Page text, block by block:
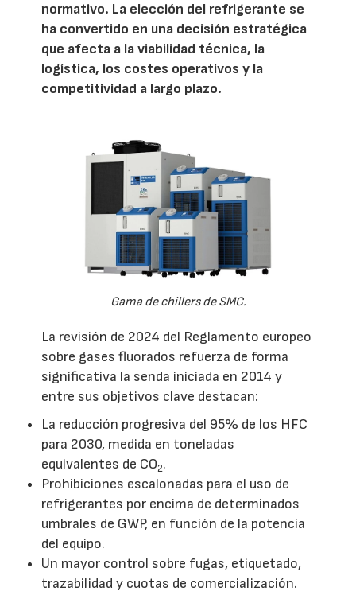
normativo. La elección del refrigerante se
ha convertido en una decisión estratégica
que afecta a la viabilidad técnica, la
logística, los costes operativos y la
competitividad a largo plazo.
Gama de chillers de SMC.
La revisión de 2024 del Reglamento europeo
sobre gases fluorados refuerza de forma
significativa la senda iniciada en 2014 y
entre sus objetivos clave destacan:
La reducción progresiva del 95% de los HFC
para 2030, medida en toneladas
equivalentes de CO2.
Prohibiciones escalonadas para el uso de
refrigerantes por encima de determinados
umbrales de GWP, en función de la potencia
del equipo.
Un mayor control sobre fugas, etiquetado,
trazabilidad y cuotas de comercialización.